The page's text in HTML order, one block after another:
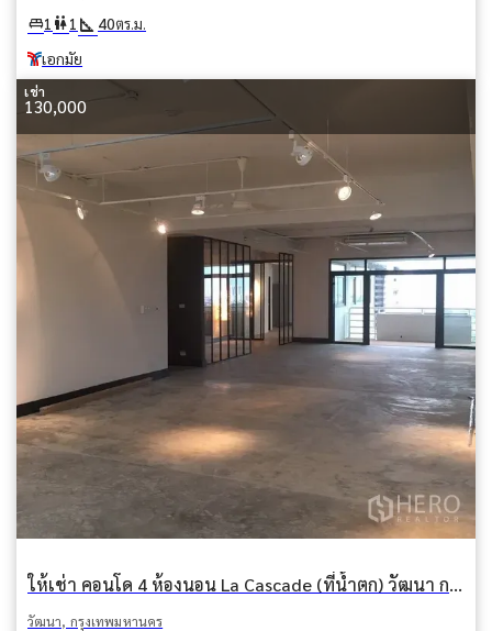
king_bed1 wc1 square_foot 40ตร.ม.
เอกมัย
เช่า
130,000
ให้เช่า คอนโด 4 ห้องนอน La Cascade (ที่น้ำตก) วัฒนา กรุงเทพมหานคร BTS เอกมัย
วัฒนา, กรุงเทพมหานคร